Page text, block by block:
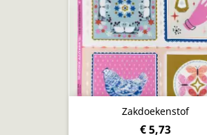
Zakdoekenstof
€ 5,73